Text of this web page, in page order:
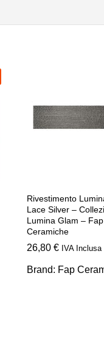
Rivestimento
Lace Silver –
Lumina Glam – Fap
Ceramiche
26,80 € IVA Inclusa
Brand: Fap